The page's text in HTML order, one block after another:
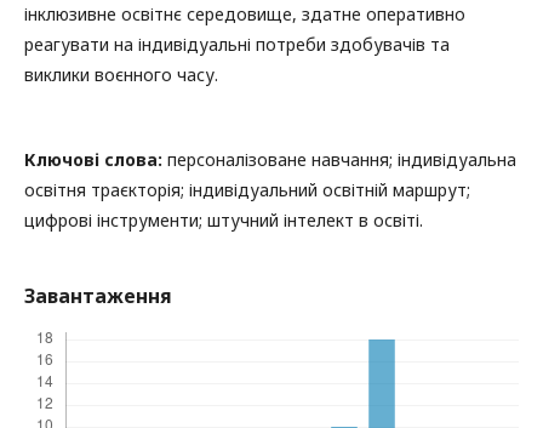
інклюзивне освітнє середовище, здатне оперативно
реагувати на індивідуальні потреби здобувачів та
виклики воєнного часу.
Ключові слова: персоналізоване навчання; індивідуальна
освітня траєкторія; індивідуальний освітній маршрут;
цифрові інструменти; штучний інтелект в освіті.
Завантаження